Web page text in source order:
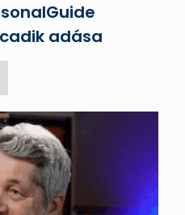
adása